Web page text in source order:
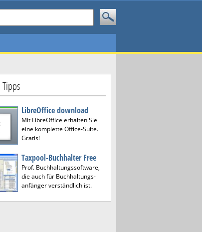
LibreOffice download
Mit LibreOffice erhalten Sie
eine komplette Office-Suite.
Gratis!
Taxpool-Buchhalter Free
Prof. Buchhaltungssoftware,
die auch für Buchhaltungs-
anfänger verständlich ist.